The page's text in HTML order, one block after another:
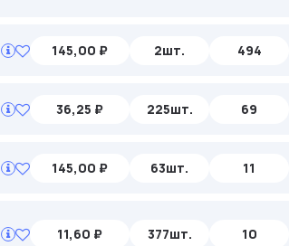
145,00 ₽ 2шт. 494
36,25 ₽ 225шт. 69
145,00 ₽ 63шт. 11
11,60 ₽ 377шт. 10